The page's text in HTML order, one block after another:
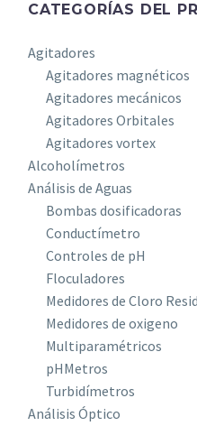
CATEGORÍAS DEL
Agitadores
Agitadores magnéticos
Agitadores mecánicos
Agitadores Orbitales
Agitadores vortex
Alcoholímetros
Análisis de Aguas
Bombas dosificadoras
Conductímetro
Controles de pH
Floculadores
Medidores de Cloro
Medidores de oxigeno
Multiparamétricos
pHMetros
Turbidímetros
Análisis Óptico